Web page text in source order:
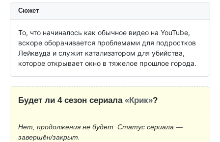
Сюжет
То, что начиналось как обычное видео на YouTube,
вскоре оборачивается проблемами для подростков
Лейквуда и служит катализатором для убийства,
которое открывает окно в тяжелое прошлое города.
Будет ли 4 сезон сериала «Крик»?
Нет, продолжения не будет. Статус сериала —
завершён/закрыт.